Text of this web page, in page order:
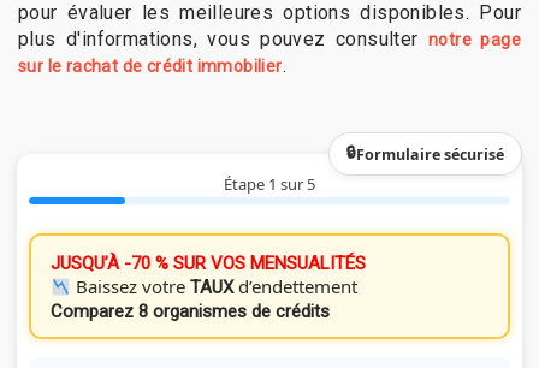
pour évaluer les meilleures options disponibles. Pour
plus d'informations, vous pouvez consulternotre page
sur le rachat de crédit immobilier.
Étape 1 sur 5
Formulaire sécurisé
JUSQU’À -70 % SUR VOS MENSUALITÉS
Baissez votreTAUXd’endettement
Comparez 8 organismes de crédits